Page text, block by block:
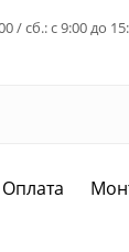
/ сб.: с 9:00 до
Оплата